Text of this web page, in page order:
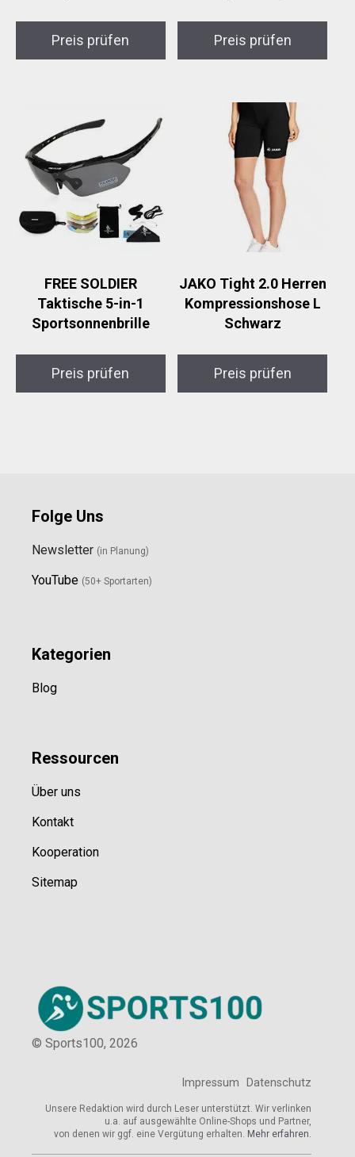
Preis prüfen Preis prüfen
FREE SOLDIER
Taktische 5-in-1
Sportsonnenbrille
Preis prüfen
JAKO Tight 2.0 Herren
Kompressionshose L
Schwarz
Preis prüfen
Folge Uns
Newsletter (in Planung)
YouTube (50+ Sportarten)
Kategorien
Blog
Ressourcen
Über uns
Kontakt
Kooperation
Sitemap
© Sports100, 2026
Impressum Datenschutz
Unsere Redaktion wird durch Leser unterstützt. Wir verlinken
u.a. auf ausgewählte Online-Shops und Partner,
von denen wir ggf. eine Vergütung erhalten. Mehr erfahren.